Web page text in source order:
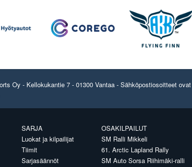
Oy - Kellokukantie 7 - 01300 Vantaa - Sähköpostiosoitteet
SARJA
Luokat ja kilpailijat
Tiimit
Sarjasäännöt
OSAKILPAILUT
SM Ralli Mikkeli
61. Arctic Lapland Rally
SM Auto Sorsa Riihimäki-ralli